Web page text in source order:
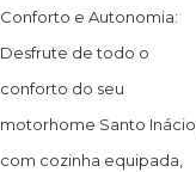
Conforto e Autonomia:
Desfrute de todo o
conforto do seu
motorhome Santo Inácio,
com cozinha equipada,